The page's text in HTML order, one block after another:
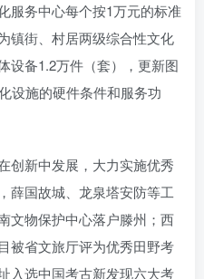
服务中心每个按1万元的标准
镇街、村居两级综合性文化
设备1.2万件（套），更新图
设施的硬件条件和服务功
创新中发展，大力实施优秀
薛国故城、龙泉塔安防等工
文物保护中心落户滕州；西
被省文旅厅评为优秀田野考
入选中国考古新发现六大考